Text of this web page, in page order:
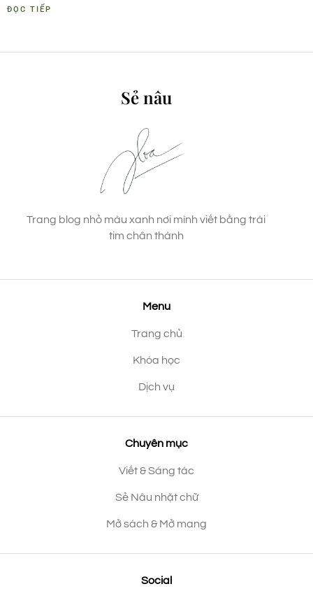
ĐỌC TIẾP
Sẻ nâu
Trang blog nhỏ màu xanh nơi mình viết bằng trái
tim chân thành
Menu
Trang chủ
Khóa học
Dịch vụ
Chuyên mục
Viết & Sáng tác
Sẻ Nâu nhặt chữ
Mở sách & Mở mang
Social